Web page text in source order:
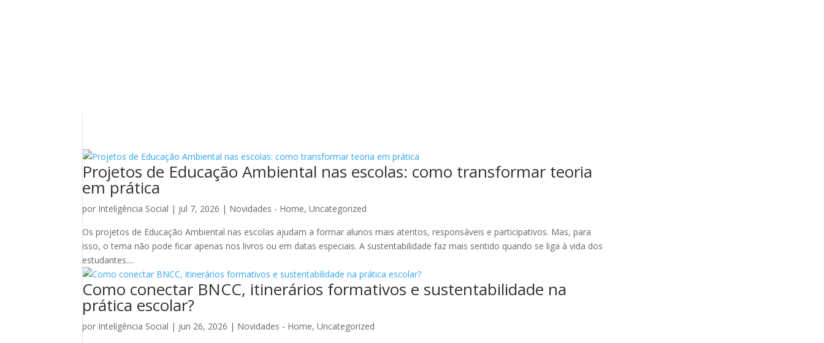
Projetos de Educação Ambiental nas escolas: como transformar teoria
em prática
por Inteligência Social | jul 7, 2026 | Novidades - Home,Uncategorized
Os projetos de Educação Ambiental nas escolas ajudam a formar alunos mais atentos, responsáveis e participativos. Mas, para
isso, o tema não pode ficar apenas nos livros ou em datas especiais. A sustentabilidade faz mais sentido quando se liga à vida dos
estudantes....
Como conectar BNCC, itinerários formativos e sustentabilidade na
prática escolar?
por Inteligência Social | jun 26, 2026 | Novidades - Home,Uncategorized